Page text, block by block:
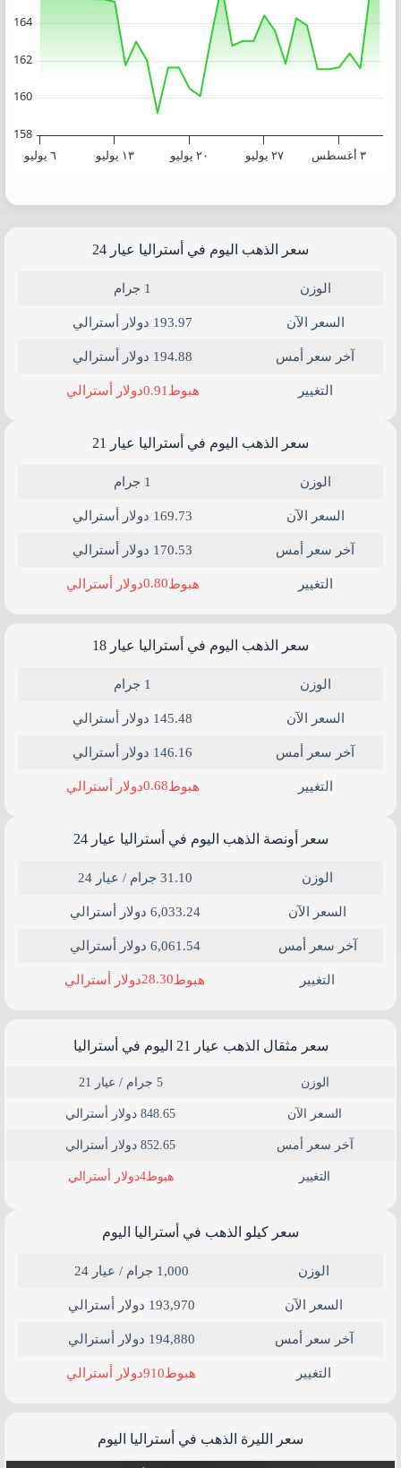
٦ يوليو ١٣ يوليو ٢٠ يوليو ٢٧ يوليو ٣ أغسطس
158
160
162
164
سعر الذهب اليوم في أستراليا عيار 24​
الوزن 1 جرام
السعر الآن 193.97 دولار أسترالي
آخر سعر أمس 194.88 دولار أسترالي
التغيير هبوط 0.91دولار أسترالي
سعر الذهب اليوم في أستراليا عيار 21​
الوزن 1 جرام
السعر الآن 169.73 دولار أسترالي
آخر سعر أمس 170.53 دولار أسترالي
التغيير هبوط0.80دولار أسترالي
سعر الذهب اليوم في أستراليا عيار 18
الوزن 1 جرام
السعر الآن 145.48 دولار أسترالي
آخر سعر أمس 146.16 دولار أسترالي
التغيير هبوط0.68دولار أسترالي
سعر أونصة الذهب اليوم في أستراليا عيار 24​
الوزن 31.10 جرام / عيار 24
السعر الآن 6,033.24 دولار أسترالي
آخر سعر أمس 6,061.54 دولار أسترالي
التغيير هبوط28.30دولار أسترالي
سعر مثقال الذهب عيار 21 اليوم في أستراليا
الوزن 5 جرام / عيار 21
السعر الآن 848.65 دولار أسترالي
آخر سعر أمس 852.65 دولار أسترالي
التغيير هبوط4دولار أسترالي
سعر كيلو الذهب في أستراليا​ اليوم
الوزن 1,000 جرام / عيار 24
السعر الآن 193,970 دولار أسترالي
آخر سعر أمس 194,880 دولار أسترالي
التغيير هبوط910دولار أسترالي
سعر الليرة الذهب في أستراليا​ اليوم